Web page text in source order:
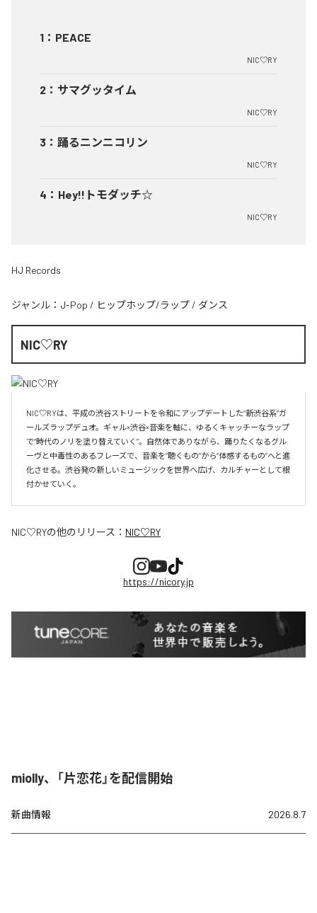
1 ： PEACE
NIC♡RY
2 ： サマグッタイム
NIC♡RY
3 ： 踊るニンニコリン
NIC♡RY
4 ： Hey!!トモダッチ☆
NIC♡RY
HJ Records
ジャンル： J-Pop / ヒップホップ/ラップ / ダンス
NIC♡RY
NIC♡RYは、平成の渋谷ストリートを令和にアップデートした“新渋谷系”ガ
ールズラップデュオ。ギャル×渋谷×音楽を軸に、ゆるくキャッチーなラップ
で“時代のノリを塗り替えていく”。自然体でありながら、踊りたくなるグル
ーヴと中毒性のあるフレーズで、音楽を“聴くもの”から“体感するもの”へと進
化させる。渋谷発の新しいミュージックを世界へ広げ、カルチャーとして根
付かせていく。
NIC♡RYの他のリリース： NIC♡RY
https://nicory.jp
miolly、「片恋花」を配信開始
新曲情報 2026.8.7